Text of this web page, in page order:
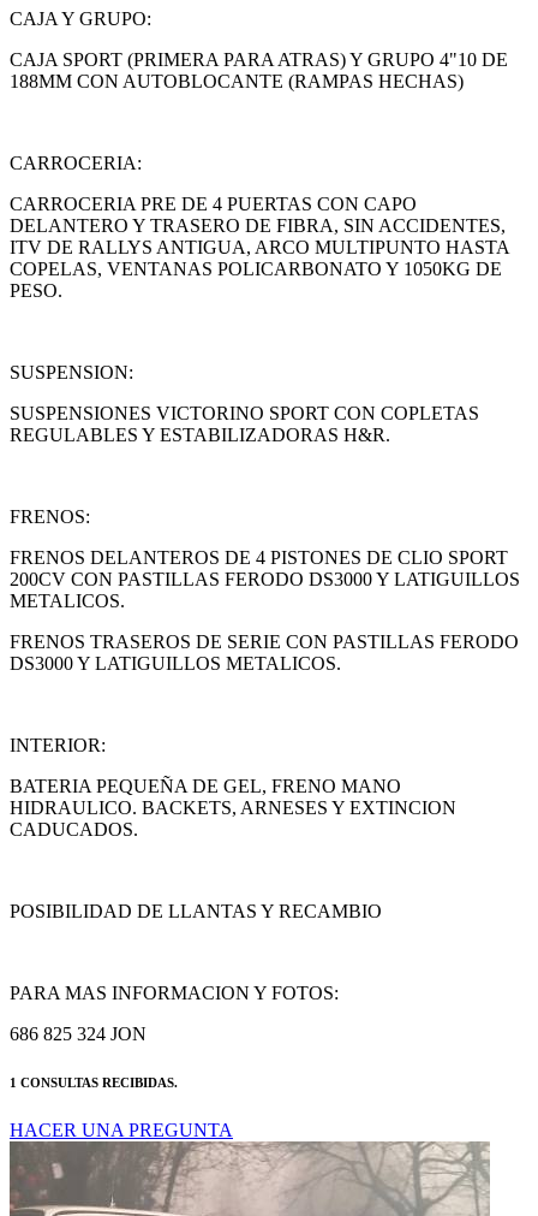
CAJA Y GRUPO:
CAJA SPORT (PRIMERA PARA ATRAS) Y GRUPO 4"10 DE
188MM CON AUTOBLOCANTE (RAMPAS HECHAS)
CARROCERIA:
CARROCERIA PRE DE 4 PUERTAS CON CAPO
DELANTERO Y TRASERO DE FIBRA, SIN ACCIDENTES,
ITV DE RALLYS ANTIGUA, ARCO MULTIPUNTO HASTA
COPELAS, VENTANAS POLICARBONATO Y 1050KG DE
PESO.
SUSPENSION:
SUSPENSIONES VICTORINO SPORT CON COPLETAS
REGULABLES Y ESTABILIZADORAS H&R.
FRENOS:
FRENOS DELANTEROS DE 4 PISTONES DE CLIO SPORT
200CV CON PASTILLAS FERODO DS3000 Y LATIGUILLOS
METALICOS.
FRENOS TRASEROS DE SERIE CON PASTILLAS FERODO
DS3000 Y LATIGUILLOS METALICOS.
INTERIOR:
BATERIA PEQUEÑA DE GEL, FRENO MANO
HIDRAULICO. BACKETS, ARNESES Y EXTINCION
CADUCADOS.
POSIBILIDAD DE LLANTAS Y RECAMBIO
PARA MAS INFORMACION Y FOTOS:
686 825 324 JON
1 CONSULTAS RECIBIDAS.
HACER UNA PREGUNTA